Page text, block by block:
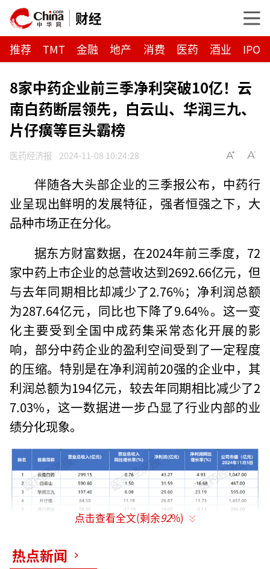
财经
推荐 TMT 金融 地产 消费 医药 酒业 IPO
8家中药企业前三季净利突破10亿！云
南白药断层领先，白云山、华润三九、
片仔癀等巨头霸榜
医药经济报 2024-11-08 10:24:28
伴随各大头部企业的三季报公布，中药行
业呈现出鲜明的发展特征，强者恒强之下，大
品种市场正在分化。
据东方财富数据，在2024年前三季度，72
家中药上市企业的总营收达到2692.66亿元，但
与去年同期相比却减少了2.76%；净利润总额
为287.64亿元，同比也下降了9.64%。这一变
化主要受到全国中成药集采常态化开展的影
响，部分中药企业的盈利空间受到了一定程度
的压缩。特别是在净利润前20强的企业中，其
利润总额为194亿元，较去年同期相比减少了2
7.03%，这一数据进一步凸显了行业内部的业
绩分化现象。
点击查看全文(剩余92%)
热点新闻